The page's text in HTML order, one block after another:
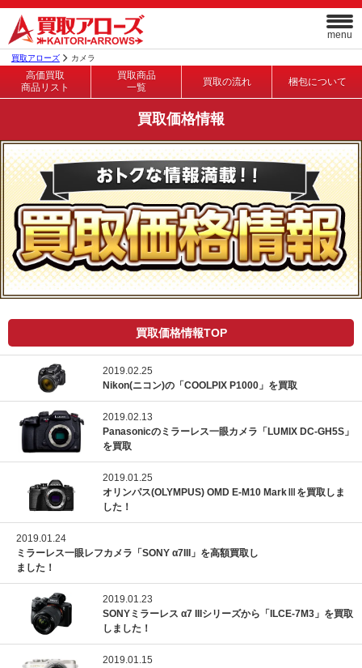
menu
買取アローズ カメラ
高価買取
商品リスト
買取商品
一覧
買取の流れ 梱包について
買取価格情報
買取価格情報TOP
2019.02.25
Nikon(ニコン)の「COOLPIX P1000」を買取
2019.02.13
Panasonicのミラーレス一眼カメラ「LUMIX DC-GH5S」
を買取
2019.01.25
オリンパス(OLYMPUS) OMD E-M10 MarkⅢを買取しま
した！
2019.01.24
ミラーレス一眼レフカメラ「SONY α7III」を高額買取し
ました！
2019.01.23
SONYミラーレス α7 IIIシリーズから「ILCE-7M3」を買取
しました！
2019.01.15